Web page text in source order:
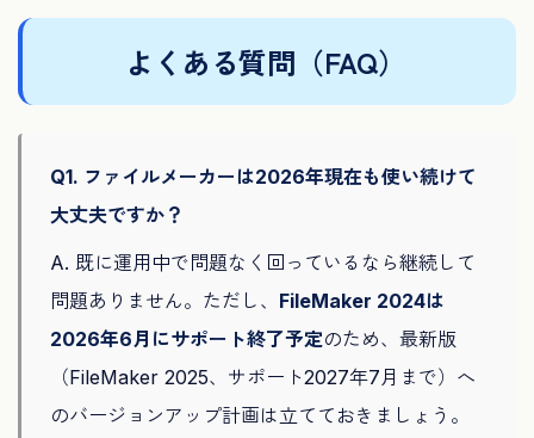
よくある質問（FAQ）
Q1. ファイルメーカーは2026年現在も使い続けて
大丈夫ですか？
A. 既に運用中で問題なく回っているなら継続して
問題ありません。ただし、 FileMaker 2024は
2026年6月にサポート終了予定のため、最新版
（FileMaker 2025、サポート2027年7月まで）へ
のバージョンアップ計画は立てておきましょう。